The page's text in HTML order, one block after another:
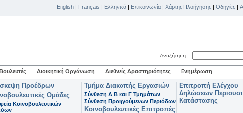
English | Français | Ελληνικά | Επικοινωνία | Χάρτης Πλοήγησης | Οδηγίες |
Αναζήτηση
Βουλευτές Διοικητική Οργάνωση Διεθνείς Δραστηριότητες Ενημέρωση
Προέδρων
Ομάδες
Κοινοβουλευτικών
Τμήμα Διακοπής Εργασιών
Σύνθεση Α Β και Γ Τμημάτων
Σύνθεση Προηγούμενων Περιόδων
Κοινοβουλευτικές Επιτροπές
Επιτροπή Ελέγχου
Δηλώσεων
Κατάστασης